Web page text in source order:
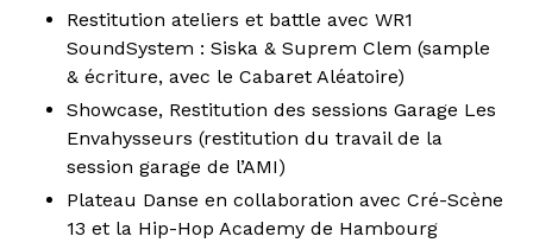
Restitution ateliers et battle avec WR1
SoundSystem : Siska & Suprem Clem (sample
& écriture, avec le Cabaret Aléatoire)
Showcase, Restitution des sessions Garage Les
Envahysseurs (restitution du travail de la
session garage de l’AMI)
Plateau Danse en collaboration avec Cré-Scène
13 et la Hip-Hop Academy de Hambourg